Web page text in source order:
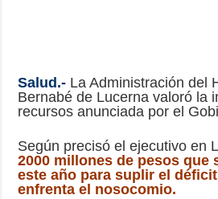
Salud.- La Administración del
Bernabé de Lucerna valoró la
recursos anunciada por el
Según precisó el ejecutivo en
2000 millones de pesos que
este año para suplir el
enfrenta el nosocomio.